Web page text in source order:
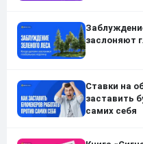
заслоняют
Ставки на
заставить
самих себя